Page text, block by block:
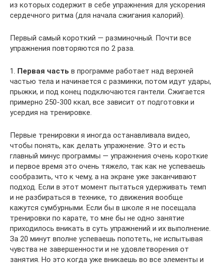
из которых содержит в себе упражнения для ускорения
сердечного ритма (для начала сжигания калорий).
Первый самый короткий — разминочный. Почти все
упражнения повторяются по 2 раза.
1. Первая часть в программе работает над верхней
частью тела и начинается с разминки, потом идут удары,
прыжки, и под конец подключаются гантели. Сжигается
примерно 250-300 ккал, все зависит от подготовки и
усердия на тренировке.
Первые тренировки я иногда останавливала видео,
чтобы понять, как делать упражнение. Это и есть
главный минус программы — упражнения очень короткие
и первое время это очень тяжело, так как не успеваешь
сообразить, что к чему, а на экране уже заканчивают
подход. Если в этот момент пытаться удерживать темп
и не разбираться в технике, то движения вообще
кажутся сумбурными. Если бы в школе я не посещала
тренировки по карате, то мне бы не одно занятие
приходилось вникать в суть упражнений и их выполнение.
За 20 минут вполне успеваешь попотеть, не испытывая
чувства не завершенности и не удовлетворения от
занятия. Но это когда уже вникаешь во все элементы и